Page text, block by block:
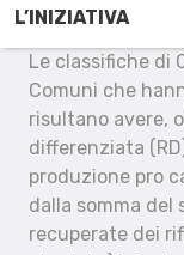
L’INIZIATIVA
Le classifiche di
Comuni che
risultano avere,
differenziata
produzione pro
dalla somma del
recuperate dei